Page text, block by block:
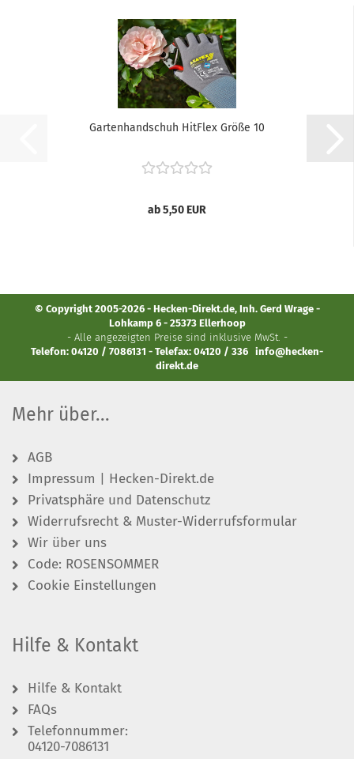
Gartenhandschuh HitFlex Größe 10
ab 5,50 EUR
© Copyright 2005-2026 - Hecken-Direkt.de, Inh. Gerd Wrage -
Lohkamp 6 - 25373 Ellerhoop
- Alle angezeigten Preise sind inklusive MwSt. -
Telefon: 04120 / 7086131 - Telefax: 04120 / 336 info@hecken-
direkt.de
Mehr über...
AGB
Impressum | Hecken-Direkt.de
Privatsphäre und Datenschutz
Widerrufsrecht & Muster-Widerrufsformular
Wir über uns
Code: ROSENSOMMER
Cookie Einstellungen
Hilfe & Kontakt
Hilfe & Kontakt
FAQs
Telefonnummer:
04120-7086131